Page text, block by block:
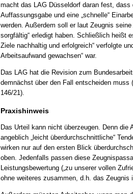
macht das LAG Düsseldorf daran fest, dass
Auffassungsgabe und eine „schnelle“
werden. Außerdem soll er laut Zeugnis
sorgfältig“ erledigt haben. Schließlich heißt
Ziele nachhaltig und erfolgreich“ verfolgte
Arbeitsaufwand gewachsen“ war.
Das LAG hat die Revision zum
demnächst über den Fall entscheiden
146/21).
Praxishinweis
Das Urteil kann nicht überzeugen. Denn die
angeblich „leicht überdurchschnittliche“
wirken nur auf den ersten Blick
oben. Jedenfalls passen diese
Leistungsbewertung („zu unserer vollen
ohne weiteres zusammen, d.h. das